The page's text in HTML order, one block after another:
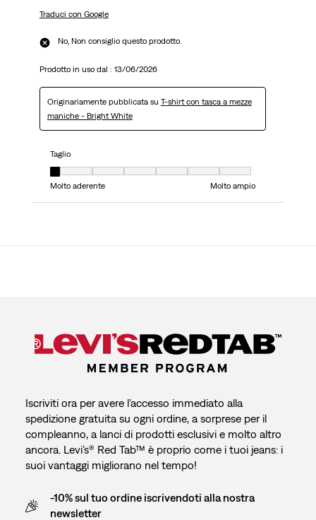
Traduci con Google
No, Non consiglio questo prodotto.
Prodotto in uso dal : 13/06/2026
Originariamente pubblicata su T-shirt con tasca a mezze
maniche - Bright White
Taglio
Taglio, 1 su 7, dove 1 è uguale a Molto aderente e 7 è uguale a Molto ampio
Molto aderente
Molto ampio
Iscriviti ora per avere l’accesso immediato alla
spedizione gratuita su ogni ordine, a sorprese per il
compleanno, a lanci di prodotti esclusivi e molto altro
ancora. Levi’s® Red Tab™ è proprio come i tuoi jeans: i
suoi vantaggi migliorano nel tempo!
-10% sul tuo ordine iscrivendoti alla nostra
newsletter